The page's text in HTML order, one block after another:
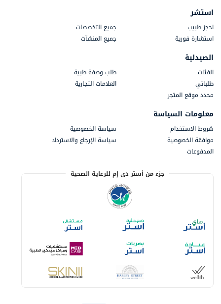
استشر
احجز طبيب
جميع التخصصات
استشارة فورية
جميع المنشآت
الصيدلية
الفئات
طلب وصفة طبية
طلباتي
العلامات التجارية
محدد موقع المتجر
معلومات السياسة
شروط الاستخدام
سياسة الخصوصية
موافقة الخصوصية
سياسة الإرجاع والاسترداد
المدفوعات
جزء من أستر دي إم للرعاية الصحية